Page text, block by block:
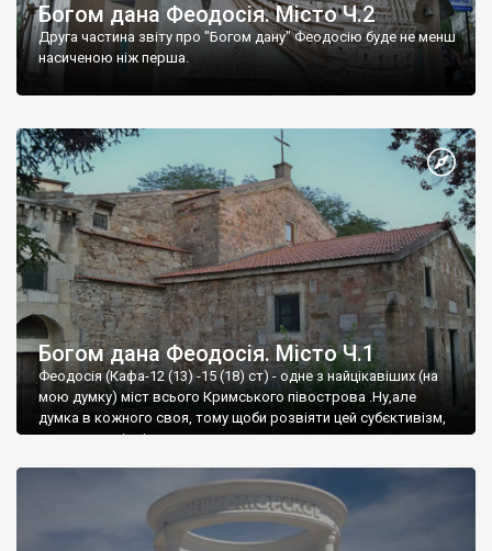
Богом дана Феодосія. Місто Ч.2
Друга частина звіту про "Богом дану" Феодосію буде не менш
насиченою ніж перша.
Богом дана Феодосія. Місто Ч.1
Феодосія (Кафа-12 (13) -15 (18) ст) - одне з найцікавіших (на
мою думку) міст всього Кримського півострова .Ну,але
думка в кожного своя, тому щоби розвіяти цей субєктивізм,
запрошую відвідати це